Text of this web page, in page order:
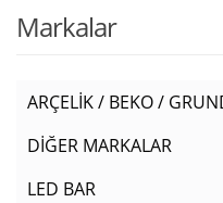
Markalar
ARÇELİK / BEKO /
DİĞER MARKALAR
LED BAR